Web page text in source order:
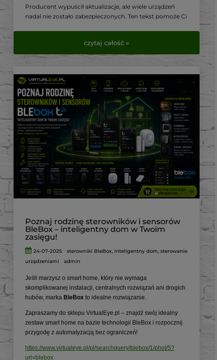
Producent wypuścił aktualizacje, ale wiele urządzeń
nadal nie zostało zabezpieczonych. Ten tekst pomoże Ci
czytaj całość »
Poznaj rodzinę sterowników i sensorów
BleBox – inteligentny dom w Twoim
zasięgu!
24-07-2025 sterowniki BleBox, inteligentny dom,sterowanie
urządzeniami
admin
Jeśli marzysz o smart home, który nie wymaga
skomplikowanej instalacji, centralnych rozwiązań ani drogich
hubów, marka BleBox to idealne rozwiązanie.
Zapraszamy do sklepu VirtualEye.pl – znajdź swój idealny
zestaw smart home na bazie technologii BleBox i rozpocznij
przygodę z automatyzacją bez ograniczeń!
https://www.virtualeye.pl/pl/searchquery/blebox/1/phot/5?
url=blebox